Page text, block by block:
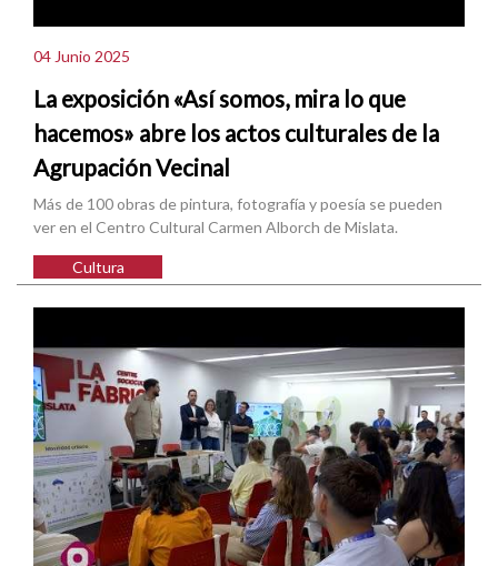
04 Junio 2025
La exposición «Así somos, mira lo que
hacemos» abre los actos culturales de la
Agrupación Vecinal
Más de 100 obras de pintura, fotografía y poesía se pueden
ver en el Centro Cultural Carmen Alborch de Mislata.
Cultura